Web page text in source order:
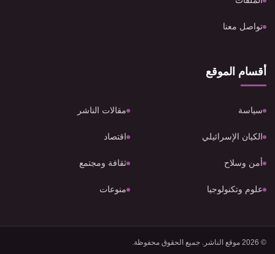
تواصل معنا
أقسام الموقع
سياسة مقالات الناشر
الكيان الإسرائيلي اقتصاد
أمن وسلاح ثقافة ومجتمع
علوم وتكنولوجيا منوعات
© 2026 موقع الناشر. جميع الحقوق محفوظة.